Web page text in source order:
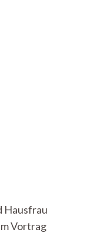
Hausfrau
Vortrag